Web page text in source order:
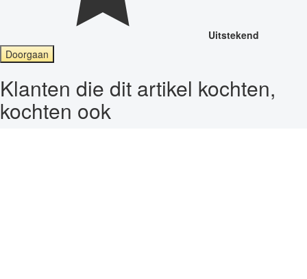
Uitstekend
Doorgaan
Klanten die dit artikel kochten,
kochten ook